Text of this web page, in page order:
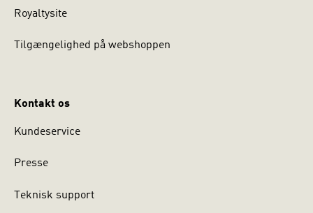
Royaltysite
Tilgængelighed på webshoppen
Kontakt os
Kundeservice
Presse
Teknisk support